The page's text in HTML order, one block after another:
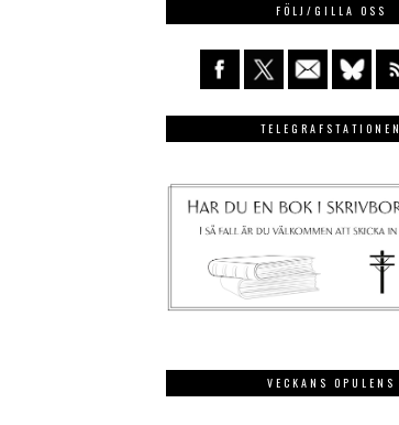
FÖLJ/GILLA OSS
TELEGRAFSTATIONEN
VECKANS OPULENS